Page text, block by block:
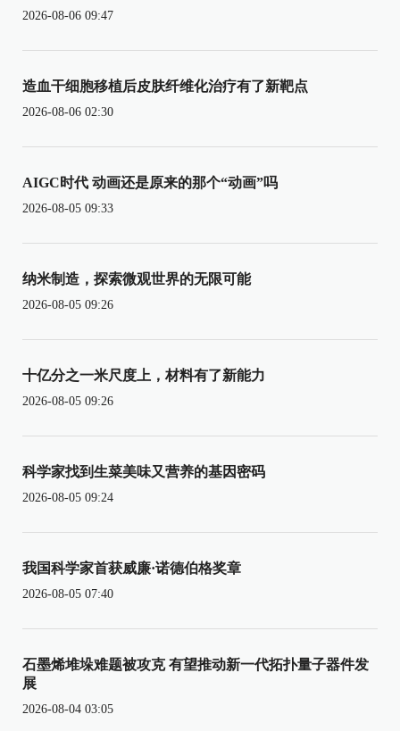
2026-08-06 09:47
造血干细胞移植后皮肤纤维化治疗有了新靶点
2026-08-06 02:30
AIGC时代 动画还是原来的那个“动画”吗
2026-08-05 09:33
纳米制造，探索微观世界的无限可能
2026-08-05 09:26
十亿分之一米尺度上，材料有了新能力
2026-08-05 09:26
科学家找到生菜美味又营养的基因密码
2026-08-05 09:24
我国科学家首获威廉·诺德伯格奖章
2026-08-05 07:40
石墨烯堆垛难题被攻克 有望推动新一代拓扑量子器件发
展
2026-08-04 03:05